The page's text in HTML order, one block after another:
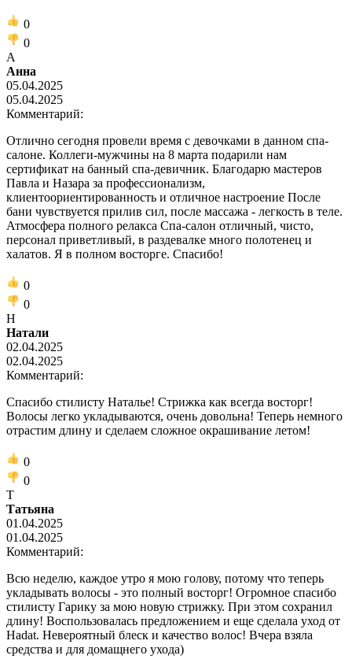
0
0
А
Анна
05.04.2025
05.04.2025
Комментарий:
Отлично сегодня провели время с девочками в данном спа-
салоне. Коллеги-мужчины на 8 марта подарили нам
сертификат на банный спа-девичник. Благодарю мастеров
Павла и Назара за профессионализм,
клиентоориентированность и отличное настроение После
бани чувствуется прилив сил, после массажа - легкость в теле.
Атмосфера полного релакса Спа-салон отличный, чисто,
персонал приветливый, в раздевалке много полотенец и
халатов. Я в полном восторге. Спасибо!
0
0
Н
Натали
02.04.2025
02.04.2025
Комментарий:
Спасибо стилисту Наталье! Стрижка как всегда восторг!
Волосы легко укладываются, очень довольна! Теперь немного
отрастим длину и сделаем сложное окрашивание летом!
0
0
Т
Татьяна
01.04.2025
01.04.2025
Комментарий:
Всю неделю, каждое утро я мою голову, потому что теперь
укладывать волосы - это полный восторг! Огромное спасибо
стилисту Гарику за мою новую стрижку. При этом сохранил
длину! Воспользовалась предложением и еще сделала уход от
Hadat. Невероятный блеск и качество волос! Вчера взяла
средства и для домащнего ухода)